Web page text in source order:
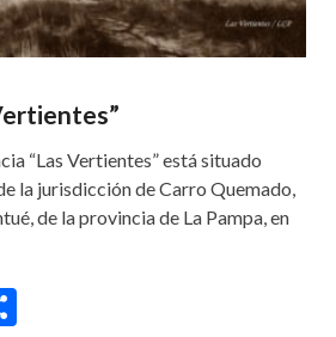
“Las Vertientes” está situado
la jurisdicción de Carro Quemado,
de la provincia de La Pampa, en